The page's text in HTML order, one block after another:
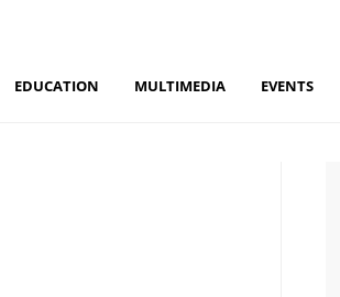
EDUCATION MULTIMEDIA EVENTS